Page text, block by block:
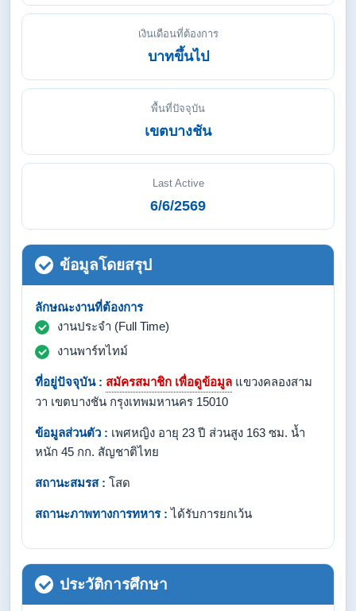
เงินเดือนที่ต้องการ
บาทขึ้นไป
พื้นที่ปัจจุบัน
เขตบางชัน
Last Active
6/6/2569
ข้อมูลโดยสรุป
ลักษณะงานที่ต้องการ
งานประจำ (Full Time)
งานพาร์ทไทม์
ที่อยู่ปัจจุบัน : สมัครสมาชิก เพื่อดูข้อมูล แขวงคลองสาม
วา เขตบางชัน กรุงเทพมหานคร 15010
ข้อมูลส่วนตัว : เพศหญิง อายุ 23 ปี ส่วนสูง 163 ซม. น้ำ
หนัก 45 กก. สัญชาติไทย
สถานะสมรส : โสด
สถานะภาพทางการทหาร : ได้รับการยกเว้น
ประวัติการศึกษา